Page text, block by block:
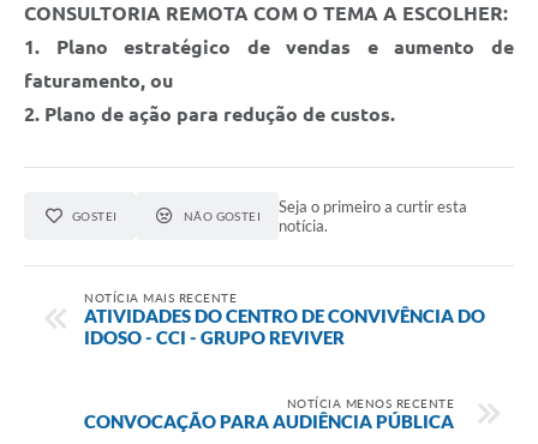
CONSULTORIA REMOTA COM O TEMA A ESCOLHER:
1. Plano estratégico de vendas e aumento de
faturamento, ou
2. Plano de ação para redução de custos.
GOSTEI NÃO GOSTEI
Seja o primeiro a curtir esta
notícia.
NOTÍCIA MAIS RECENTE
ATIVIDADES DO CENTRO DE CONVIVÊNCIA DO
IDOSO - CCI - GRUPO REVIVER
NOTÍCIA MENOS RECENTE
CONVOCAÇÃO PARA AUDIÊNCIA PÚBLICA